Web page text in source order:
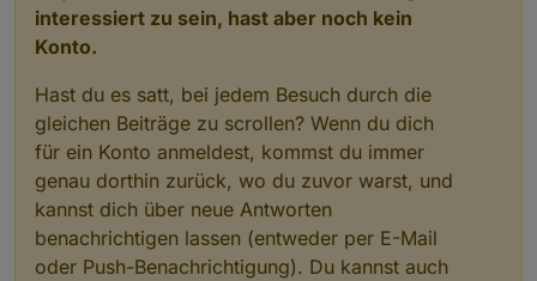
interessiert zu sein, hast aber noch kein
Konto.
Hast du es satt, bei jedem Besuch durch die
gleichen Beiträge zu scrollen? Wenn du dich
für ein Konto anmeldest, kommst du immer
genau dorthin zurück, wo du zuvor warst, und
kannst dich über neue Antworten
benachrichtigen lassen (entweder per E-Mail
oder Push-Benachrichtigung). Du kannst auch